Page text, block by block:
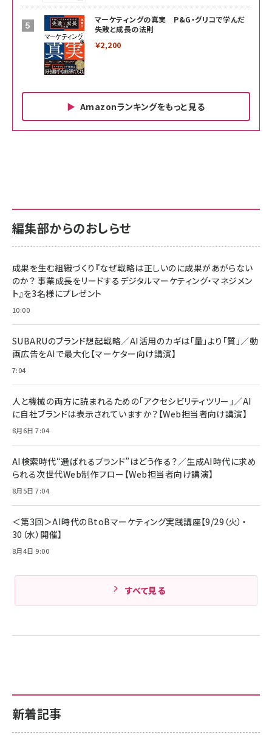
マーケティングの真実 P&G・グリコで学んだ
失敗と成長の法則
￥2,200
Amazonランキングをもっと見る
￥880
anan(アンアン)2026/06/24号 No.2500増刊
スペシャルエディション[王道エンタメの矜持／
￥1,100
anan(アンアン)2026/07/08号 No.2502[2026
￥880
ママ投資家が育休中に１億貯めた株式投資
組織の成果を最大化する ルールのデザイン
￥1,980
Amazonランキングをもっと見る
サポート正規品 メーカー保証5年 KLMEA128G
NIMASO ガラスフィルム iPhone 17 用 保護フィ
すい ガイド枠付き いPhone17 (6.3インチ) 対応
2枚セット DSP25F1698
￥1,599
￥6,980
全ワイヤレスイヤホン/アクティブノイズキャンセリ
技術基準適合】ブラック
￥5,990
ケーブル Anker絡まないケーブル 240W 結束バン
ド付き USB PD対応 シリコン素材採用 iPhone
17 / 16 / 15 / Galaxy iPad Pro MacBook
Pro/Air 各種対応 (1.8m ミッドナイトブラック)
￥1,890
サポート正規品 メーカー保証5年 KLMEA128G
Amazon eギフトカード - Amazonロゴ - クラ
￥5,000
Anker PowerLine III Flow USB-C & USB-C
Pro/Air 各種対応 (1.8m ミッドナイトブラック)
￥1,890
サッポロ 生ビール 黒ラベル 350ml 缶 24本 ビー
ル ケース買い【6/30応募〆切! 黒ラベルビヤセラー
￥4,857
新着記事
編集部からのおしらせ
成果を生む組織づくり『なぜ戦略は正しいのに成果があがらない
のか？ 事業成長をリードするデジタルマーケティング・マネジメン
ト』を3名様にプレゼント
10:00
SUBARUのブランド想起戦略／AI活用のカギは「量」より「質」／動
画広告をAIで最大化【マーケター向け講演】
7:04
人と機械の両方に読まれるための「アクセシビリティツリー」／AI
に自社ブランドは表示されていますか？【Web担当者向け講演】
8月6日 7:04
AI検索時代“選ばれるブランド”はどう作る？／生成AI時代に求め
られる次世代Web制作フロー【Web担当者向け講演】
8月5日 7:04
＜第3回＞AI時代のBtoBマーケティング実践講座【9/29（火）・
30（水）開催】
8月4日 9:00
すべて見る